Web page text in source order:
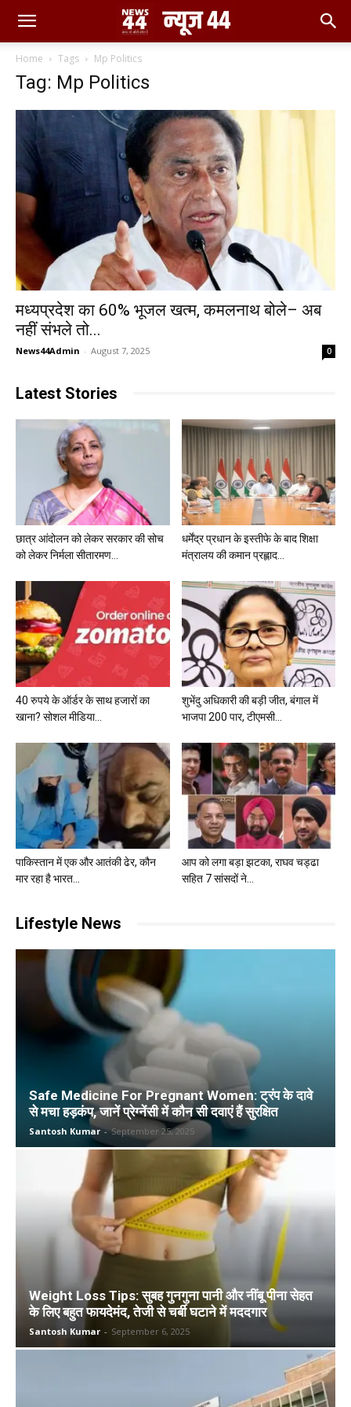
Home Tags Mp Politics
Tag: Mp Politics
मध्यप्रदेश का 60% भूजल खत्म, कमलनाथ बोले– अब
नहीं संभले तो...
News44Admin - August 7, 2025 0
Latest Stories
छात्र आंदोलन को लेकर सरकार की सोच
को लेकर निर्मला सीतारमण...
धर्मेंद्र प्रधान के इस्तीफे के बाद शिक्षा
मंत्रालय की कमान प्रह्लाद...
40 रुपये के ऑर्डर के साथ हजारों का
खाना? सोशल मीडिया...
शुभेंदु अधिकारी की बड़ी जीत, बंगाल में
भाजपा 200 पार, टीएमसी...
पाकिस्तान में एक और आतंकी ढेर, कौन
मार रहा है भारत...
आप को लगा बड़ा झटका, राघव चड्ढा
सहित 7 सांसदों ने...
Lifestyle News
Safe Medicine For Pregnant Women: ट्रंप के दावे
से मचा हड़कंप, जानें प्रेग्नेंसी में कौन सी दवाएं हैं सुरक्षित
Santosh Kumar - September 25, 2025
Weight Loss Tips: सुबह गुनगुना पानी और नींबू पीना सेहत
के लिए बहुत फायदेमंद, तेजी से चर्बी घटाने में मददगार
Santosh Kumar - September 6, 2025